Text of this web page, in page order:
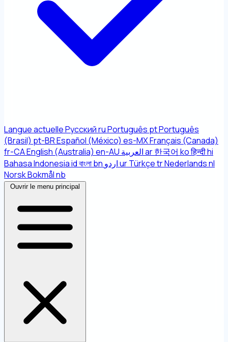
Langue actuelleРусскийruPortuguês ptPortuguês
(Brasil) pt-BREspañol (México) es-MXFrançais (Canada)
fr-CAEnglish (Australia) en-AU العربيةar한국어 koहिन्दीhi
Bahasa Indonesiaidবাংলাbn اردوurTürkçetrNederlandsnl
Norsk Bokmålnb
Ouvrir le menu principal